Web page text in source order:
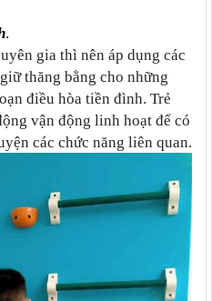
.
gia thì nên áp dụng các
thăng bằng cho những
điều hòa tiền đình. Trẻ
vận động linh hoạt để có
các chức năng liên quan.